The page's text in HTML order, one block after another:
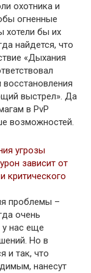
охотника и
огненные
хотели бы их
найдется, что
«Дыхания
выстрел». Да
в PvP
возможностей.
угрозы
зависит от
критического
проблемы –
очень
у нас еще
Но в
и так, что
нанесут